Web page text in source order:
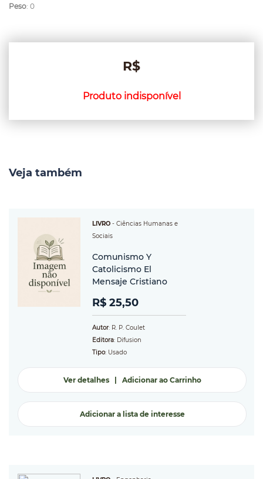
Peso: 0
R$
Produto indisponível
Veja também
LIVRO - Ciências Humanas e
Sociais
Comunismo Y
Catolicismo El
Mensaje Cristiano
R$ 25,50
Autor: R. P. Coulet
Editora: Difusion
Tipo: Usado
Ver detalhes| Adicionar ao Carrinho
Adicionar a lista de interesse